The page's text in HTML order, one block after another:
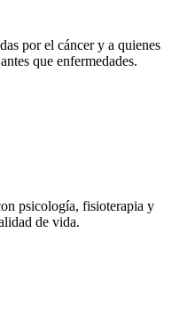
por el cáncer y a quienes
que enfermedades.
psicología, fisioterapia y
de vida.